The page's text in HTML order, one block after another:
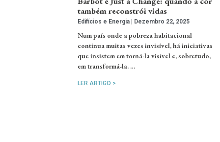
também reconstrói vidas
Edifícios e Energia Dezembro 22, 2025
Num país onde a pobreza habitacional
continua muitas vezes invisível, há iniciativas
que insistem em torná-la visível e, sobretudo,
em transformá-la. …
LER ARTIGO >